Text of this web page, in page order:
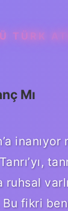
TÜRK
Mı
inanıyor
ruhsal
fikri